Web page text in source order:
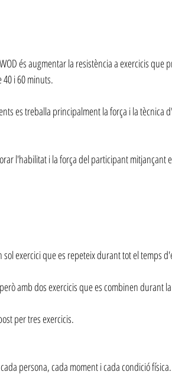
és augmentar la resistència a exercicis que
i 60 minuts.
es treballa principalment la força i la tècnica
l'habilitat i la força del participant mitjançant
exercici que es repeteix durant tot el temps
amb dos exercicis que es combinen durant
per tres exercicis.
persona, cada moment i cada condició